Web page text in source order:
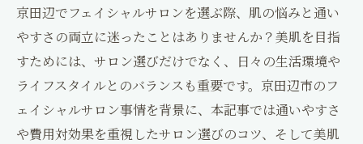
ブログ
コラム
アクセス
京田辺でフェイシャルサロンを選ぶ際、肌の悩みと通い
やすさの両立に迷ったことはありませんか？美肌を目指
すためには、サロン選びだけでなく、日々の生活環境や
ライフスタイルとのバランスも重要です。京田辺市のフ
ェイシャルサロン事情を背景に、本記事では通いやすさ
や費用対効果を重視したサロン選びのコツ、そして美肌